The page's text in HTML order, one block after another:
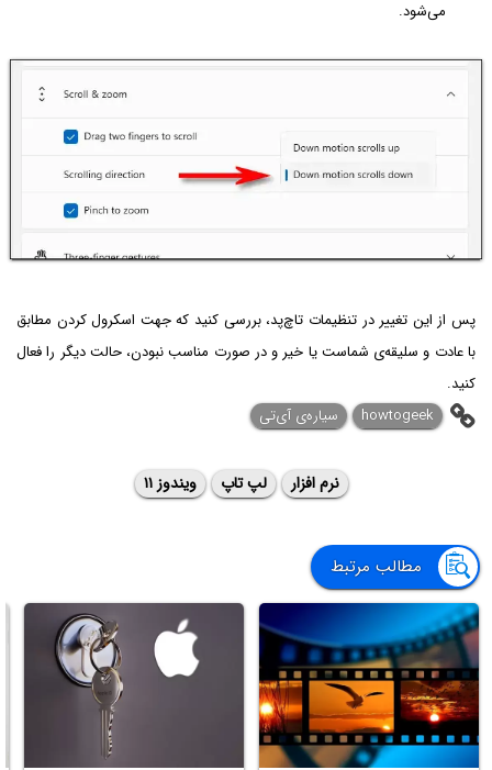
می‌شود.
پس از این تغییر در تنظیمات تاچ‌پد، بررسی کنید که جهت اسکرول کردن مطابق
با عادت و سلیقه‌ی شماست یا خیر و در صورت مناسب نبودن، حالت دیگر را فعال
کنید.
howtogeek
سیاره‌ی آی‌تی
نرم افزار لپ تاپ ویندوز ۱۱
مطالب مرتبط